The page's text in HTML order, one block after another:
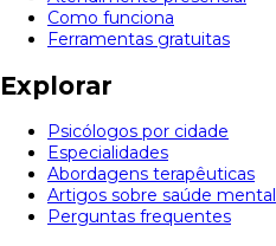
Como funciona
Ferramentas gratuitas
Explorar
Psicólogos por cidade
Especialidades
Abordagens terapêuticas
Artigos sobre saúde mental
Perguntas frequentes